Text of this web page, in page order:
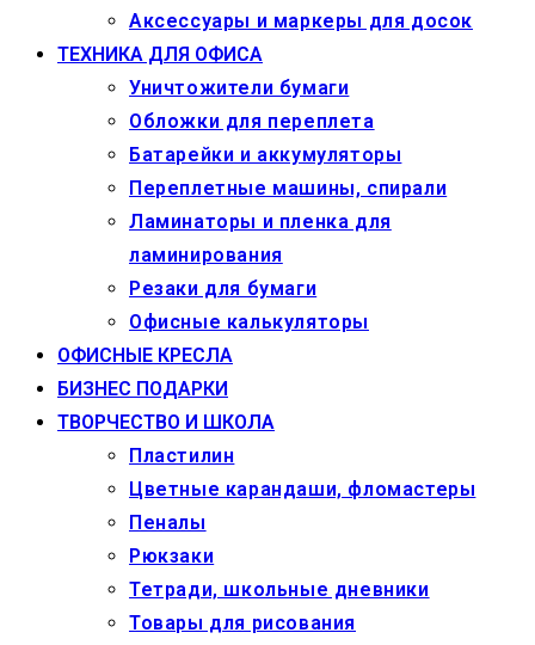
Аксессуары и маркеры для досок
ТЕХНИКА ДЛЯ ОФИСА
Уничтожители бумаги
Обложки для переплета
Батарейки и аккумуляторы
Переплетные машины, спирали
Ламинаторы и пленка для
ламинирования
Резаки для бумаги
Офисные калькуляторы
ОФИСНЫЕ КРЕСЛА
БИЗНЕС ПОДАРКИ
ТВОРЧЕСТВО И ШКОЛА
Пластилин
Цветные карандаши, фломастеры
Пеналы
Рюкзаки
Тетради, школьные дневники
Товары для рисования